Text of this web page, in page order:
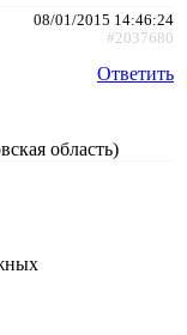
08/01/2015 14:46:24
#2037680
Ответить
область)